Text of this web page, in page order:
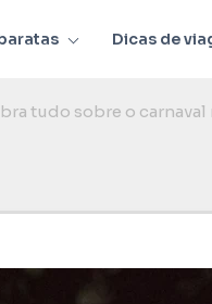
Dicas de
tudo sobre o